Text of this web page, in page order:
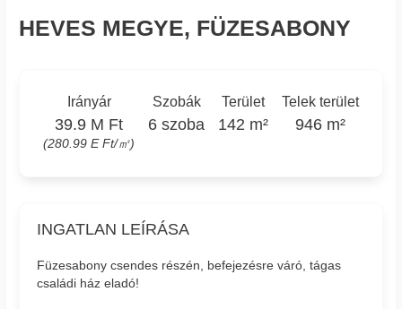
HEVES MEGYE, FÜZESABONY
Irányár
39.9 M Ft
(280.99 E Ft/㎡)
Szobák
6 szoba
Terület
142 m²
Telek terület
946 m²
INGATLAN LEÍRÁSA
Füzesabony csendes részén, befejezésre váró, tágas
családi ház eladó!